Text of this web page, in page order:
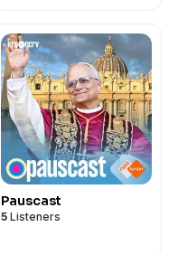
Pauscast
5 Listeners